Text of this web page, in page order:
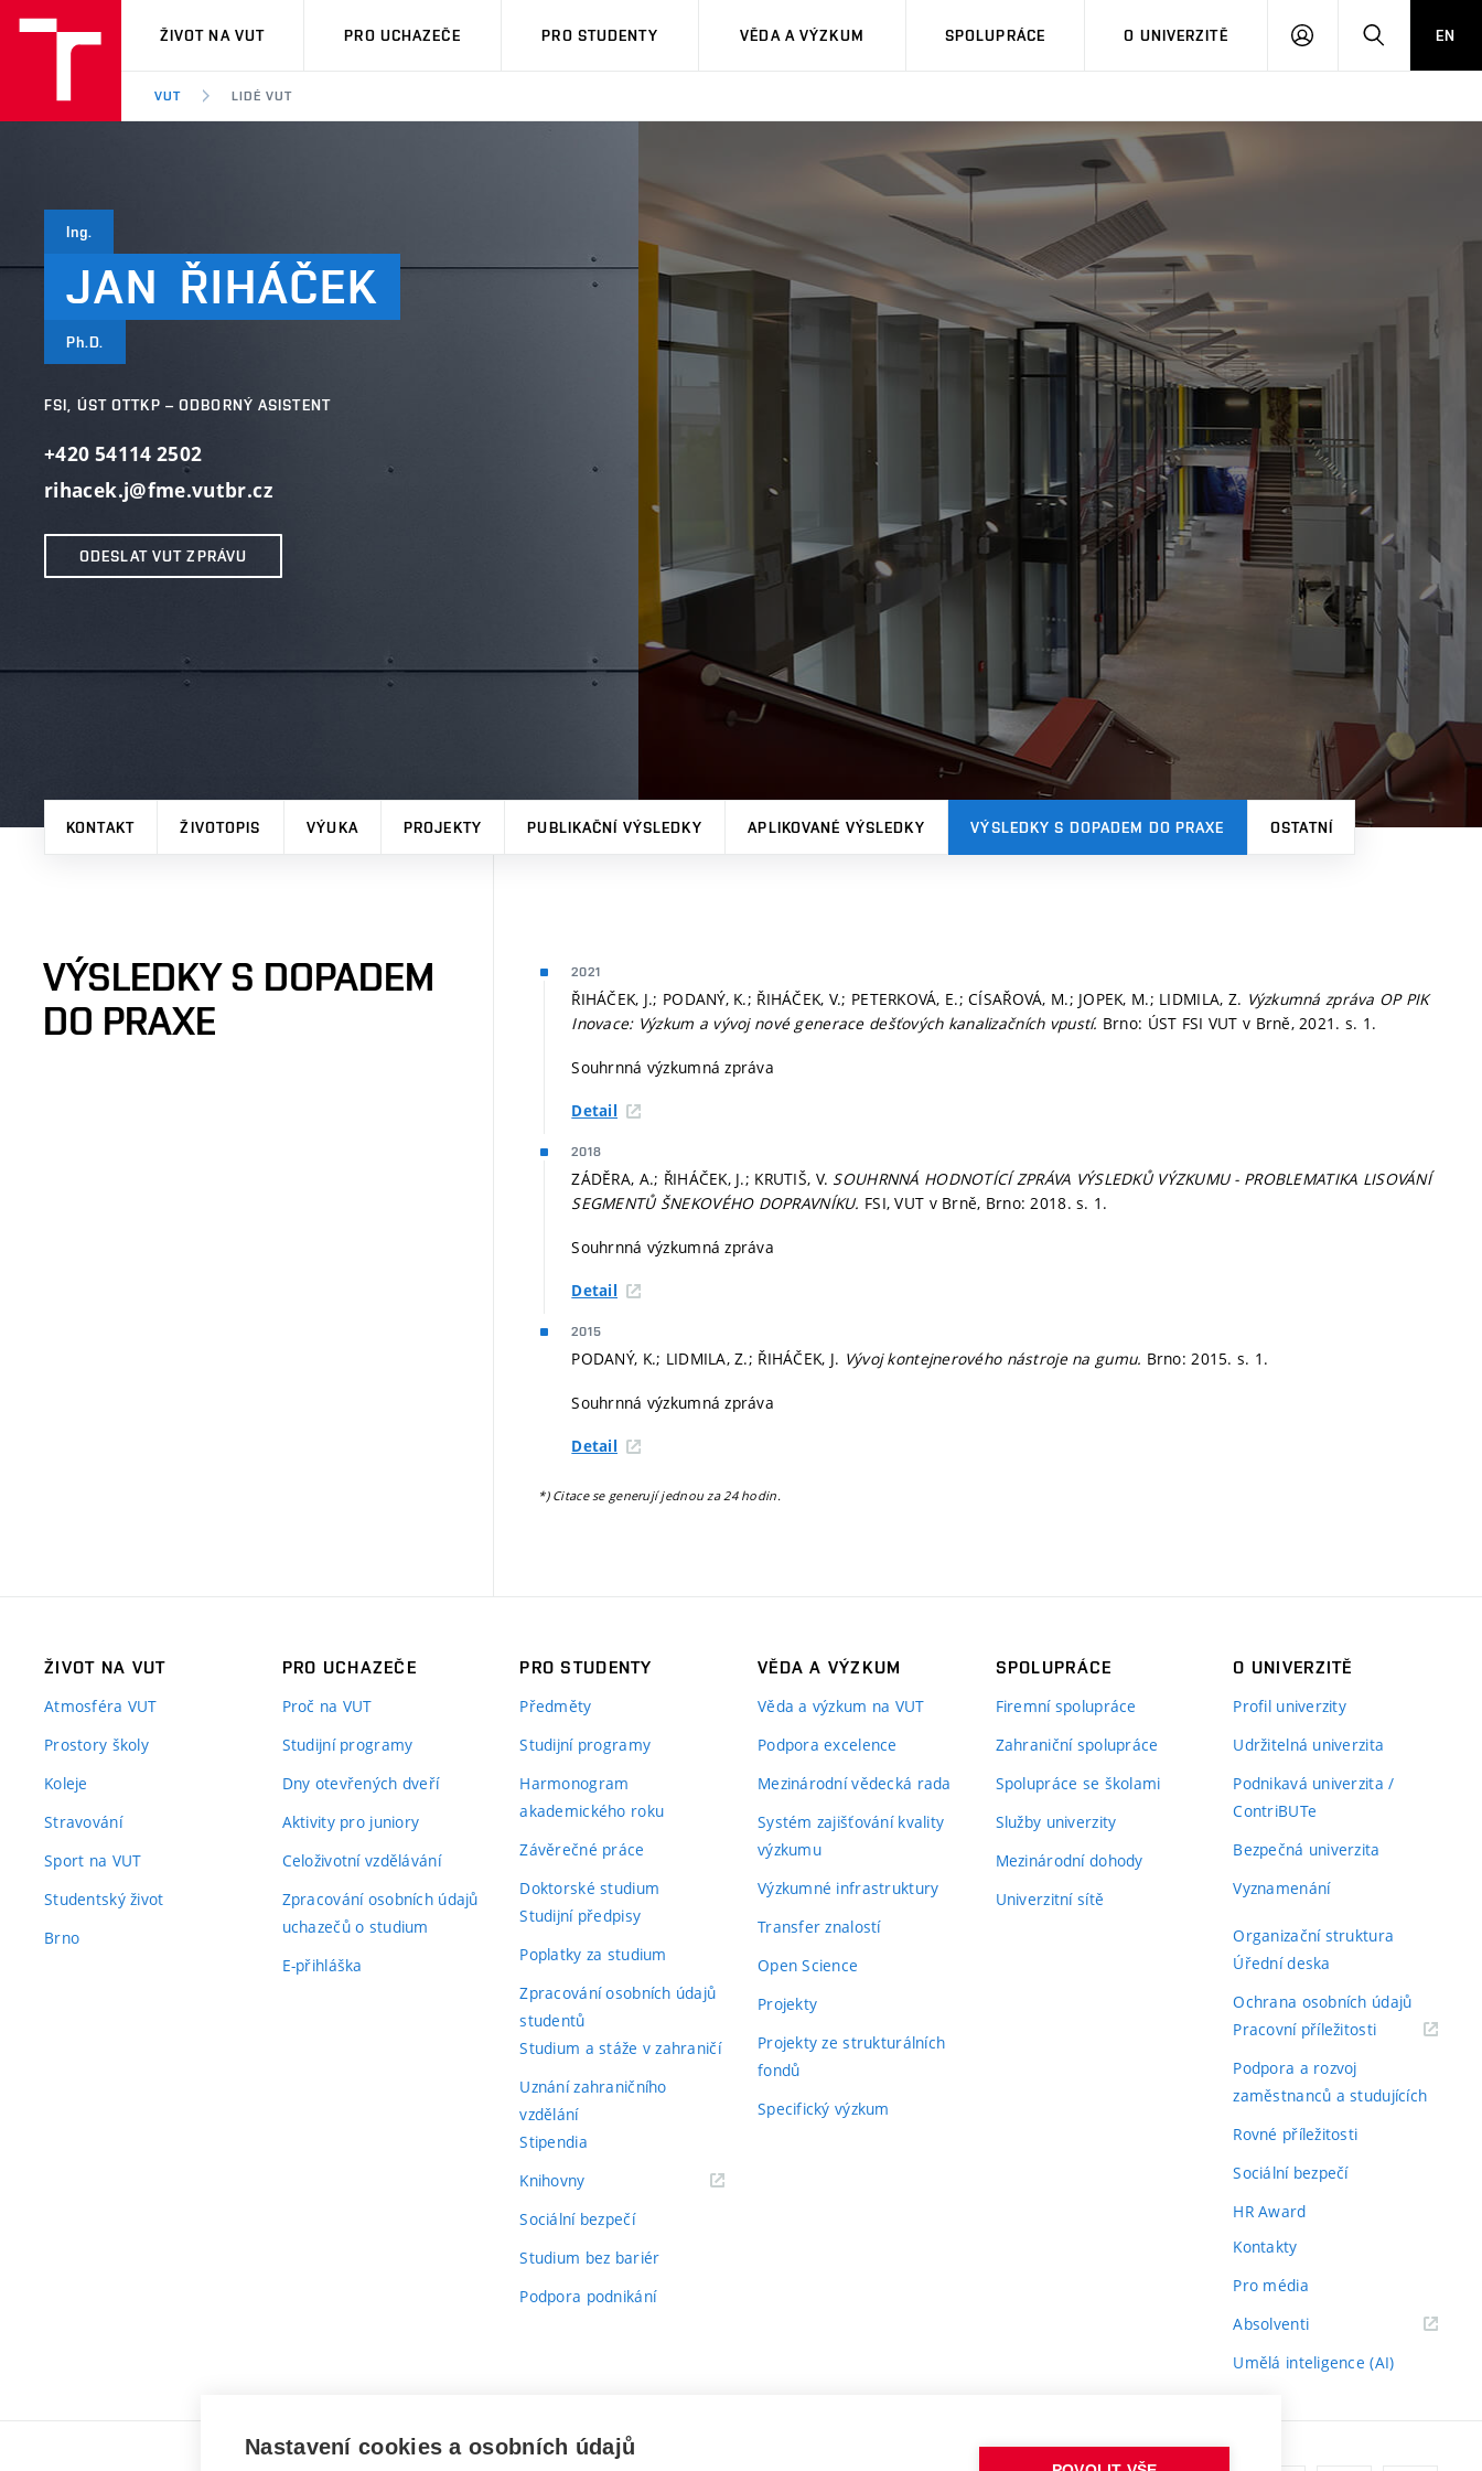
VUT
ŽIVOT NA VUT PRO UCHAZEČE PRO STUDENTY VĚDA A VÝZKUM SPOLUPRÁCE O UNIVERZITĚ
PŘIHLÁSIT HLEDATEN
VUT LIDÉ VUT
Ing.
JAN ŘIHÁČEK
Ph.D.
FSI, ÚST OTTKP – ODBORNÝ ASISTENT
+420 54114 2502
rihacek.j@fme.vutbr.cz
ODESLAT VUT ZPRÁVU
KONTAKT ŽIVOTOPIS VÝUKA PROJEKTY PUBLIKAČNÍ VÝSLEDKY APLIKOVANÉ VÝSLEDKY VÝSLEDKY S DOPADEM DO PRAXE OSTATNÍ
VÝSLEDKY S DOPADEM
DO PRAXE
2021
ŘIHÁČEK, J.; PODANÝ, K.; ŘIHÁČEK, V.; PETERKOVÁ, E.; CÍSAŘOVÁ, M.; JOPEK, M.; LIDMILA, Z. Výzkumná zpráva OP PIK
Inovace: Výzkum a vývoj nové generace dešťových kanalizačních vpustí. Brno: ÚST FSI VUT v Brně, 2021. s. 1.
Souhrnná výzkumná zpráva
Detail
2018
ZÁDĚRA, A.; ŘIHÁČEK, J.; KRUTIŠ, V. SOUHRNNÁ HODNOTÍCÍ ZPRÁVA VÝSLEDKŮ VÝZKUMU - PROBLEMATIKA LISOVÁNÍ
SEGMENTŮ ŠNEKOVÉHO DOPRAVNÍKU. FSI, VUT v Brně, Brno: 2018.s. 1.
Souhrnná výzkumná zpráva
Detail
2015
PODANÝ, K.; LIDMILA, Z.; ŘIHÁČEK, J. Vývoj kontejnerového nástroje na gumu. Brno: 2015. s. 1.
Souhrnná výzkumná zpráva
Detail
*) Citace se generují jednou za 24 hodin.
ŽIVOT NA VUT
Atmosféra VUT
Prostory školy
Koleje
Stravování
Sport na VUT
Studentský život
Brno
PRO UCHAZEČE
Proč na VUT
Studijní programy
Dny otevřených dveří
Aktivity pro juniory
Celoživotní vzdělávání
Zpracování osobních údajů
uchazečů o studium
E-přihláška
PRO STUDENTY
Předměty
Studijní programy
Harmonogram
akademického roku
Závěrečné práce
Doktorské studium
Studijní předpisy
Poplatky za studium
Zpracování osobních údajů
studentů
Studium a stáže v zahraničí
Uznání zahraničního
vzdělání
Stipendia
Knihovny(externí
Sociální bezpečí
Studium bez bariér
Podpora podnikání
VĚDA A VÝZKUM
Věda a výzkum na VUT
Podpora excelence
Mezinárodní vědecká rada
Systém zajišťování kvality
výzkumu
Výzkumné infrastruktury
Transfer znalostí
Open Science
Projekty
Projekty ze strukturálních
fondů
Specifický výzkum
SPOLUPRÁCE
Firemní spolupráce
Zahraniční spolupráce
Spolupráce se školami
Služby univerzity
Mezinárodní dohody
Univerzitní sítě
O UNIVERZITĚ
Profil univerzity
Udržitelná univerzita
Podnikavá univerzita /
ContriBUTe
Bezpečná univerzita
Vyznamenání
Organizační struktura
Úřední deska
Ochrana osobních údajů
Pracovní příležitosti(externí
Podpora a rozvoj
zaměstnanců a studujících
Rovné příležitosti
Sociální bezpečí
HR Award
Kontakty
Pro média
Absolventi(externí
Umělá inteligence (AI)
Nastavení cookies a osobních údajů